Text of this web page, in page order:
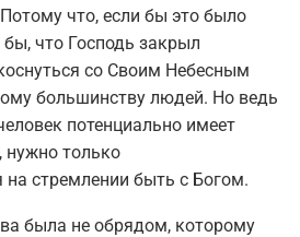
что, если бы это было
бы, что Господь закрыл
со Своим Небесным
большинству людей. Но ведь
потенциально имеет
только
на стремлении быть с Богом.
была не обрядом, которому